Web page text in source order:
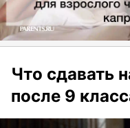
Что сдавать
после 9